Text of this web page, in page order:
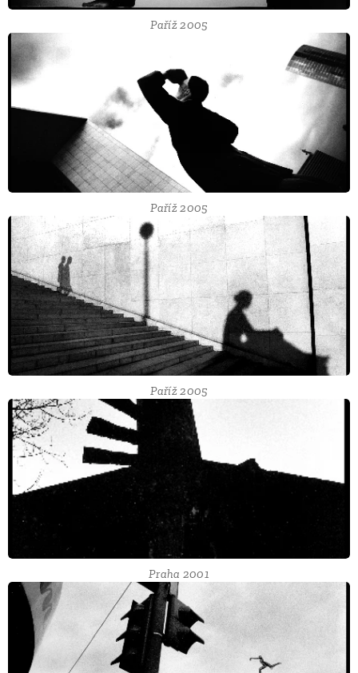
Paříž 2005
Paříž 2005
Paříž 2005
Praha 2001